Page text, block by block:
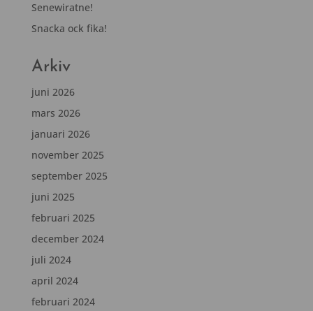
Senewiratne!
Snacka ock fika!
Arkiv
juni 2026
mars 2026
januari 2026
november 2025
september 2025
juni 2025
februari 2025
december 2024
juli 2024
april 2024
februari 2024